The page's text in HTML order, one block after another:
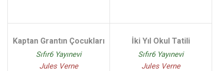
Kaptan Grantın Çocukları
Sıfır6 Yayınevi
Jules Verne
İki Yıl Okul Tatili
Sıfır6 Yayınevi
Jules Verne